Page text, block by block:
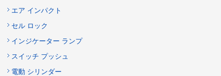
エア インパクト
セル ロック
インジケーター ランプ
スイッチ プッシュ
電動 シリンダー